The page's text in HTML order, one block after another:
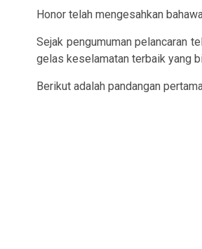
Honor telah mengesahkan
Sejak pengumuman pelancaran
gelas keselamatan terbaik yang
Berikut adalah pandangan